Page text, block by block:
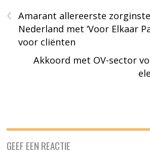
‹
Amarant allereerste
Nederland met ‘Voor Elkaar
voor cliënten
Akkoord met OV-sector
GEEF EEN REACTIE